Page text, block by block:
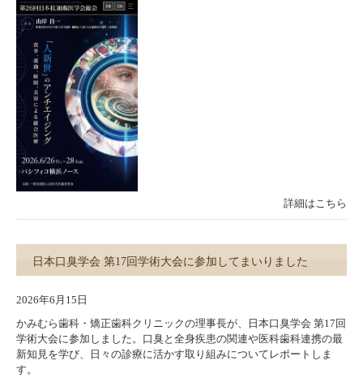
詳細はこちら
日本口臭学会 第17回学術大会に参加してまいりました
2026年6月15日
かみむら歯科・矯正歯科クリニックの理事長が、日本口臭学会 第17回
学術大会に参加しました。口臭と全身疾患の関連や医科歯科連携の最
新知見を学び、日々の診療に活かす取り組みについてレポートしま
す。